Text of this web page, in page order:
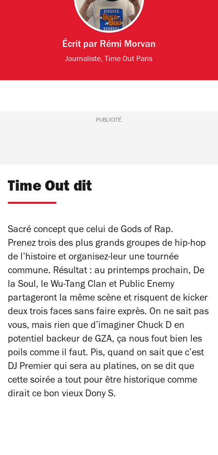
Écrit par Rémi Morvan
Journaliste, Time Out Paris
PUBLICITÉ
Time Out dit
Sacré concept que celui de Gods of Rap.
Prenez trois des plus grands groupes de hip-hop
de l’histoire et organisez-leur une tournée
commune. Résultat : au printemps prochain, De
la Soul, le Wu-Tang Clan et Public Enemy
partageront la même scène et risquent de kicker
deux trois faces sans faire exprès. On ne sait pas
vous, mais rien que d’imaginer Chuck D en
potentiel backeur de GZA, ça nous fout bien les
poils comme il faut. Pis, quand on sait que c’est
DJ Premier qui sera au platines, on se dit que
cette soirée a tout pour être historique comme
dirait ce bon vieux Dony S.